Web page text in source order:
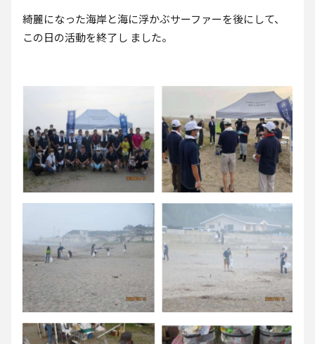
綺麗になった海岸と海に浮かぶサーファーを後にして、
この日の活動を終了し ました。